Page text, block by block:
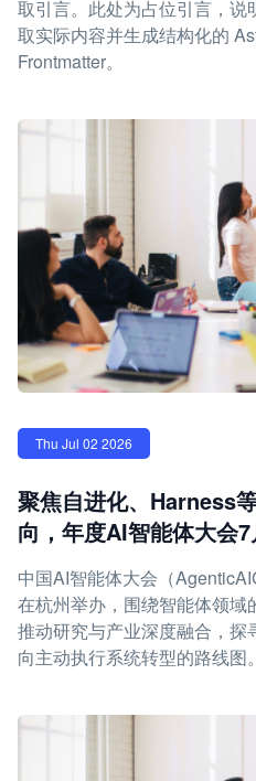
取引言。此处为占位引言，说
取实际内容并生成结构化的
Frontmatter。
Thu Jul 02 2026
聚焦自进化、Harness
向，年度AI智能体大会
中国AI智能体大会（
在杭州举办，围绕智能体领域
推动研究与产业深度融合，探
向主动执行系统转型的路线图。